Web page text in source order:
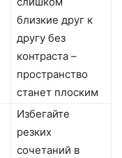
близкие друг к
другу без
контраста –
пространство
станет плоским
Избегайте
резких
сочетаний в